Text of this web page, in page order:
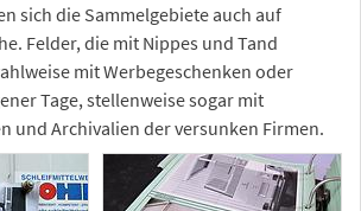
sich die Sammelgebiete auch auf
Felder, die mit Nippes und Tand
mit Werbegeschenken oder
Tage, stellenweise sogar mit
und Archivalien der versunken Firmen.